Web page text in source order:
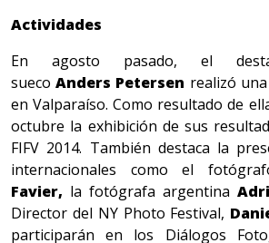
Actividades
En agosto pasado, el
suecoAnders Petersen realizó
en Valparaíso. Como resultado de
octubre la exhibición de sus
FIFV 2014. También destaca la
internacionales como el
Favier, la fotógrafa argentina
Director del NY Photo Festival,
participarán en los Diálogos